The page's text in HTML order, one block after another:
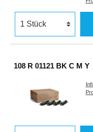
108 R 01121 BK C M Y